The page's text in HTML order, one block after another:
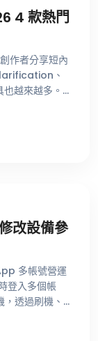
4 款熱門
作者分享短內
、
越來越多。目
改設備參
多帳號營運
登入多個帳
透過刷機、